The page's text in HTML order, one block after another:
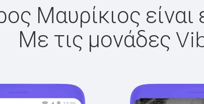
Μαυρίκιος
Με τις μονάδες